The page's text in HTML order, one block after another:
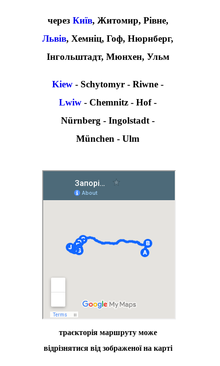
через Київ, Житомир, Рівне,
Львів, Хемніц, Гоф, Нюрнберг,
Інгольштадт, Мюнхен, Ульм
Kiew - Schytomyr - Riwne -
Lwiw - Chemnitz - Hof -
Nürnberg - Ingolstadt -
München - Ulm
траєкторія маршруту може
відрізнятися від зображеної на карті